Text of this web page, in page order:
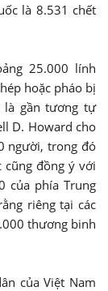
là 8.531 chết
25.000 lính
hoặc pháo bị
là gần tương tự
D. Howard cho
người, trong đó
cũng đồng ý với
của phía Trung
riêng tại các
thương binh
của Việt Nam